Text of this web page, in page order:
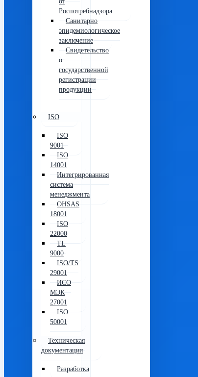
Роспотребнадзора
Санитарно
эпидемиологическое
заключение
Свидетельство
о
государственной
регистрации
продукции
ISO
ISO
9001
ISO
14001
Интегрированная
система
менеджмента
OHSAS
18001
ISO
22000
TL
9000
ISO/TS
29001
ИСО
МЭК
27001
ISO
50001
Техническая
документация
Разработка